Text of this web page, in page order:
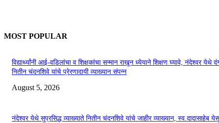
MOST POPULAR
विद्यार्थ्यांनी आई-वडिलांचा व शिक्षकांचा सन्मान राखून ध्येयाने शिक्षण घ्यावे, नंदेश्वर येथे
नितीन चंदनशिवे यांचे प्रेरणादायी व्याख्यान संपन्न
August 5, 2026
नंदेश्वर येथे सुप्रसिद्ध व्याख्याते नितीन चंदनशिवे यांचे जाहीर व्याख्यान, स्व.दादासाहेब येसू